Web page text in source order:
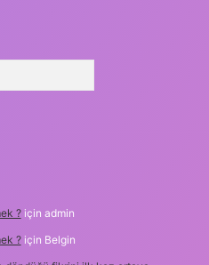
?için admin
?için Belgin